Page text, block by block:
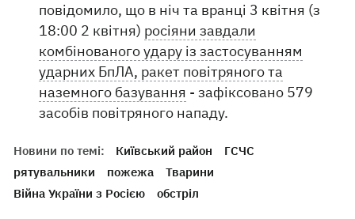
повідомило, що в ніч та вранці 3 квітня (з
18:00 2 квітня) росіяни завдали
комбінованого удару із застосуванням
ударних БпЛА, ракет повітряного та
наземного базування - зафіксовано 579
засобів повітряного нападу.
Новини по темі: Київський район
ГСЧС
рятувальники
пожежа
Тварини
Війна України з Росією
обстріл